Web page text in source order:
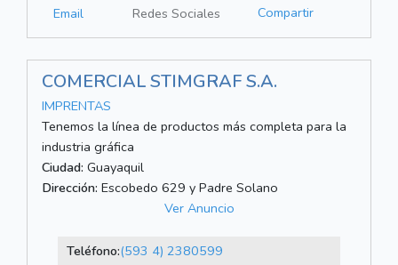
Email
Redes Sociales Compartir
COMERCIAL STIMGRAF S.A.
IMPRENTAS
Tenemos la línea de productos más completa para la
industria gráfica
Ciudad: Guayaquil
Dirección: Escobedo 629 y Padre Solano
Ver Anuncio
Teléfono:(593 4) 2380599